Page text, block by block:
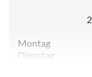
Montag
Dienstag